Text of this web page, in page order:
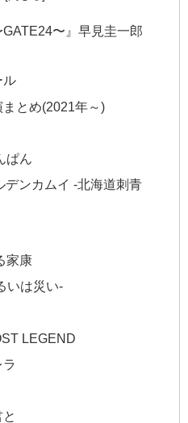
〜』早見圭一郎
ル
とめ(2021年～)
ぱん
デンカムイ -北海道刺青
家康
いは災い-
LEGEND